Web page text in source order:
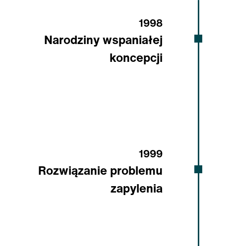
1998
Narodziny wspaniałej
koncepcji
1999
Rozwiązanie problemu
zapylenia